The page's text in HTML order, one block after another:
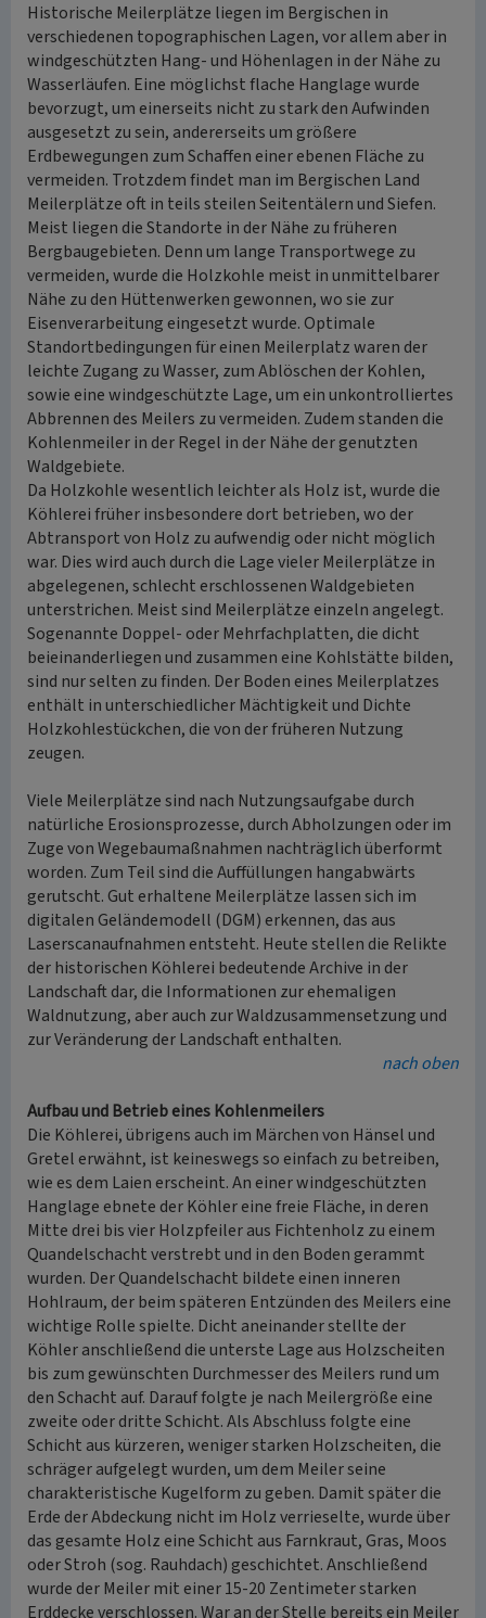
Historische Meilerplätze liegen im Bergischen in
verschiedenen topographischen Lagen, vor allem aber in
windgeschützten Hang- und Höhenlagen in der Nähe zu
Wasserläufen. Eine möglichst flache Hanglage wurde
bevorzugt, um einerseits nicht zu stark den Aufwinden
ausgesetzt zu sein, andererseits um größere
Erdbewegungen zum Schaffen einer ebenen Fläche zu
vermeiden. Trotzdem findet man im Bergischen Land
Meilerplätze oft in teils steilen Seitentälern und Siefen.
Meist liegen die Standorte in der Nähe zu früheren
Bergbaugebieten. Denn um lange Transportwege zu
vermeiden, wurde die Holzkohle meist in unmittelbarer
Nähe zu den Hüttenwerken gewonnen, wo sie zur
Eisenverarbeitung eingesetzt wurde. Optimale
Standortbedingungen für einen Meilerplatz waren der
leichte Zugang zu Wasser, zum Ablöschen der Kohlen,
sowie eine windgeschützte Lage, um ein unkontrolliertes
Abbrennen des Meilers zu vermeiden. Zudem standen die
Kohlenmeiler in der Regel in der Nähe der genutzten
Waldgebiete.
Da Holzkohle wesentlich leichter als Holz ist, wurde die
Köhlerei früher insbesondere dort betrieben, wo der
Abtransport von Holz zu aufwendig oder nicht möglich
war. Dies wird auch durch die Lage vieler Meilerplätze in
abgelegenen, schlecht erschlossenen Waldgebieten
unterstrichen. Meist sind Meilerplätze einzeln angelegt.
Sogenannte Doppel- oder Mehrfachplatten, die dicht
beieinanderliegen und zusammen eine Kohlstätte bilden,
sind nur selten zu finden. Der Boden eines Meilerplatzes
enthält in unterschiedlicher Mächtigkeit und Dichte
Holzkohlestückchen, die von der früheren Nutzung
zeugen.
Viele Meilerplätze sind nach Nutzungsaufgabe durch
natürliche Erosionsprozesse, durch Abholzungen oder im
Zuge von Wegebaumaßnahmen nachträglich überformt
worden. Zum Teil sind die Auffüllungen hangabwärts
gerutscht. Gut erhaltene Meilerplätze lassen sich im
digitalen Geländemodell (DGM) erkennen, das aus
Laserscanaufnahmen entsteht. Heute stellen die Relikte
der historischen Köhlerei bedeutende Archive in der
Landschaft dar, die Informationen zur ehemaligen
Waldnutzung, aber auch zur Waldzusammensetzung und
zur Veränderung der Landschaft enthalten.
nach oben
Aufbau und Betrieb eines Kohlenmeilers
Die Köhlerei, übrigens auch im Märchen von Hänsel und
Gretel erwähnt, ist keineswegs so einfach zu betreiben,
wie es dem Laien erscheint. An einer windgeschützten
Hanglage ebnete der Köhler eine freie Fläche, in deren
Mitte drei bis vier Holzpfeiler aus Fichtenholz zu einem
Quandelschacht verstrebt und in den Boden gerammt
wurden. Der Quandelschacht bildete einen inneren
Hohlraum, der beim späteren Entzünden des Meilers eine
wichtige Rolle spielte. Dicht aneinander stellte der
Köhler anschließend die unterste Lage aus Holzscheiten
bis zum gewünschten Durchmesser des Meilers rund um
den Schacht auf. Darauf folgte je nach Meilergröße eine
zweite oder dritte Schicht. Als Abschluss folgte eine
Schicht aus kürzeren, weniger starken Holzscheiten, die
schräger aufgelegt wurden, um dem Meiler seine
charakteristische Kugelform zu geben. Damit später die
Erde der Abdeckung nicht im Holz verrieselte, wurde über
das gesamte Holz eine Schicht aus Farnkraut, Gras, Moos
oder Stroh (sog. Rauhdach) geschichtet. Anschließend
wurde der Meiler mit einer 15-20 Zentimeter starken
Erddecke verschlossen. War an der Stelle bereits ein Meiler